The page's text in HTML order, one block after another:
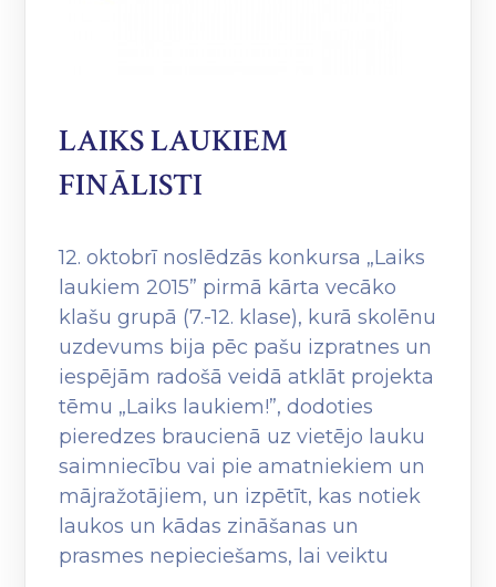
LAIKS LAUKIEM
FINĀLISTI
12. oktobrī noslēdzās konkursa „Laiks
laukiem 2015” pirmā kārta vecāko
klašu grupā (7.-12. klase), kurā skolēnu
uzdevums bija pēc pašu izpratnes un
iespējām radošā veidā atklāt projekta
tēmu „Laiks laukiem!”, dodoties
pieredzes braucienā uz vietējo lauku
saimniecību vai pie amatniekiem un
mājražotājiem, un izpētīt, kas notiek
laukos un kādas zināšanas un
prasmes nepieciešams, lai veiktu